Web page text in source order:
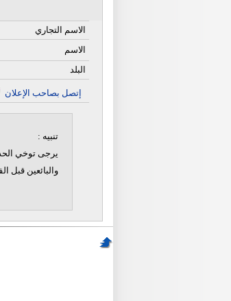
الاسم التجاري
الاسم
البلد
تنبيه :
يرجى توخي
والبائعين قبل